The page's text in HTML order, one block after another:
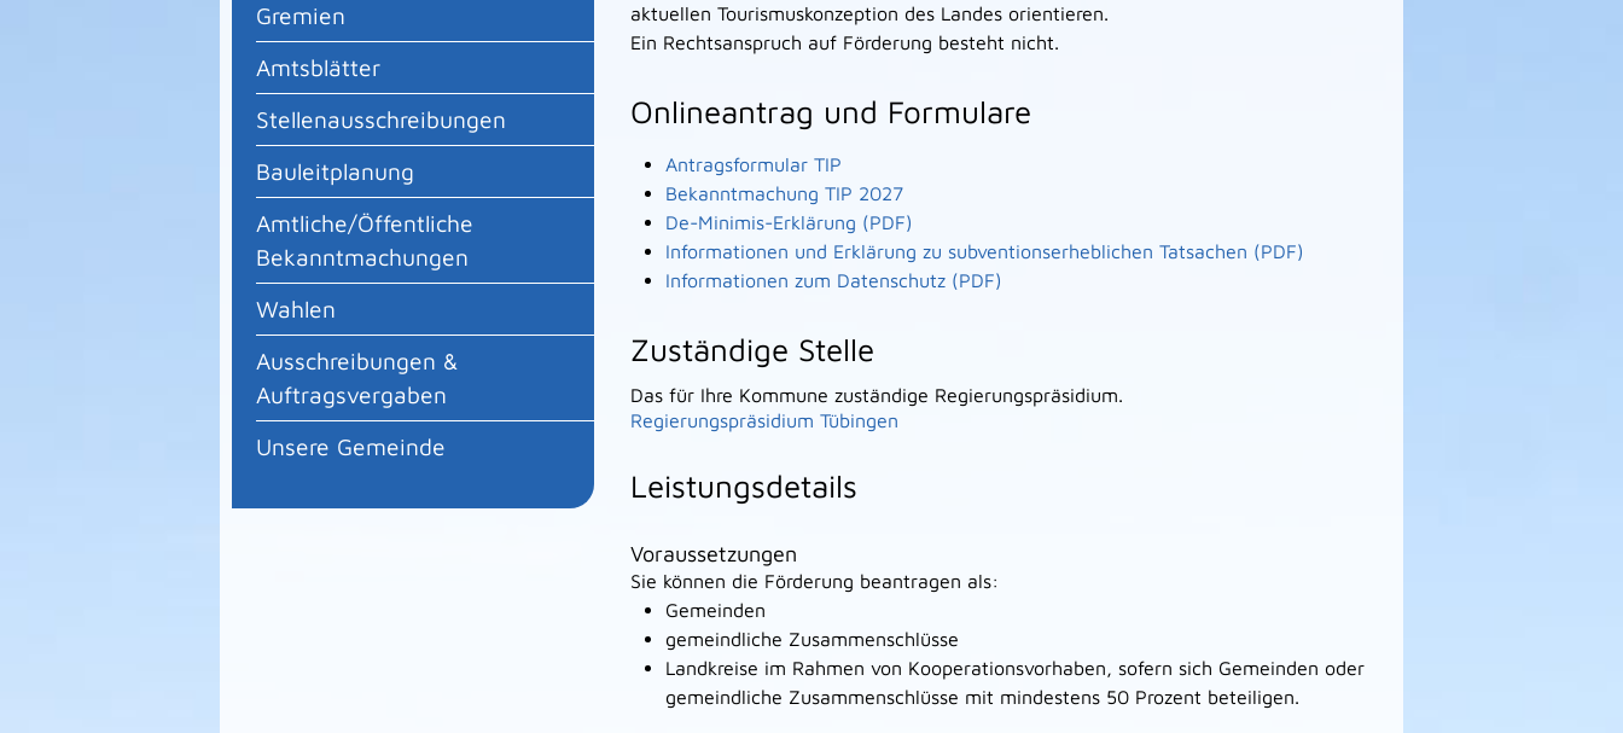
Gremien
Amtsblätter
Stellenausschreibungen
Bauleitplanung
Amtliche/Öffentliche
Bekanntmachungen
Wahlen
Ausschreibungen &
Auftragsvergaben
Unsere Gemeinde
aktuellen Tourismuskonzeption des Landes orientieren.
Ein Rechtsanspruch auf Förderung besteht nicht.
Onlineantrag und Formulare
Antragsformular TIP
Bekanntmachung TIP 2027
De-Minimis-Erklärung (PDF)
Informationen und Erklärung zu subventionserheblichen Tatsachen (PDF)
Informationen zum Datenschutz (PDF)
Zuständige Stelle
Das für Ihre Kommune zuständige Regierungspräsidium.
Regierungspräsidium Tübingen
Leistungsdetails
Voraussetzungen
Sie können die Förderung beantragen als:
Gemeinden
gemeindliche Zusammenschlüsse
Landkreise im Rahmen von Kooperationsvorhaben, sofern sich Gemeinden oder
gemeindliche Zusammenschlüsse mit mindestens 50 Prozent beteiligen.